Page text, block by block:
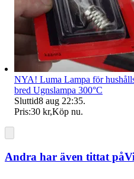
NYA! Luma Lampa för
bred Ugnslampa 300°C
Sluttid8 aug 22:35.
Pris:30 kr,Köp nu.
Andra har även tittat på